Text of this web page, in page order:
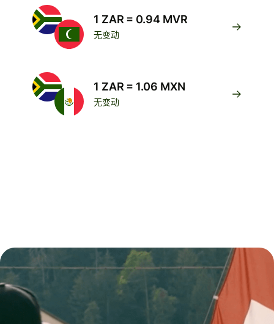
1 ZAR = 0.94 MVR
无变动
1 ZAR = 1.06 MXN
无变动